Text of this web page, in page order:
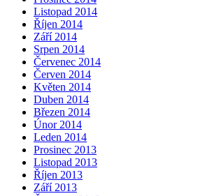
Listopad 2014
Říjen 2014
Září 2014
Srpen 2014
Červenec 2014
Červen 2014
Květen 2014
Duben 2014
Březen 2014
Únor 2014
Leden 2014
Prosinec 2013
Listopad 2013
Říjen 2013
Září 2013